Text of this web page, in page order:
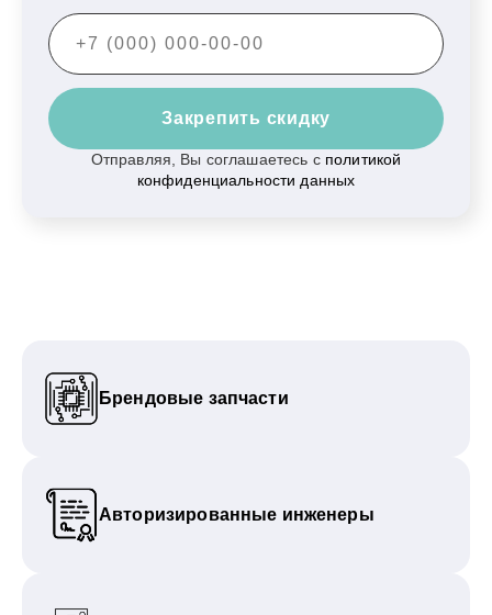
Закрепить скидку
Отправляя, Вы соглашаетесь с политикой
конфиденциальности данных
Брендовые запчасти
Авторизированные инженеры